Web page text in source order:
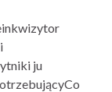
ju